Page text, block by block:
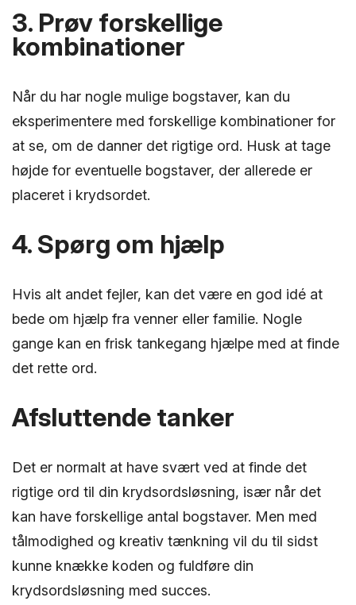
3. Prøv forskellige
kombinationer
Når du har nogle mulige bogstaver, kan du
eksperimentere med forskellige kombinationer for
at se, om de danner det rigtige ord. Husk at tage
højde for eventuelle bogstaver, der allerede er
placeret i krydsordet.
4. Spørg om hjælp
Hvis alt andet fejler, kan det være en god idé at
bede om hjælp fra venner eller familie. Nogle
gange kan en frisk tankegang hjælpe med at finde
det rette ord.
Afsluttende tanker
Det er normalt at have svært ved at finde det
rigtige ord til din krydsordsløsning, især når det
kan have forskellige antal bogstaver. Men med
tålmodighed og kreativ tænkning vil du til sidst
kunne knække koden og fuldføre din
krydsordsløsning med succes.